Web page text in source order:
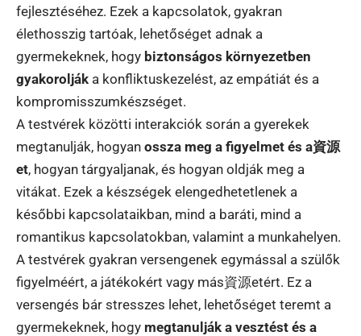
fejlesztéséhez. Ezek a kapcsolatok, gyakran
élethosszig tartóak, lehetőséget adnak a
gyermekeknek, hogy biztonságos környezetben
gyakorolják a konfliktuskezelést, az empátiát és a
kompromisszumkészséget.
A testvérek közötti interakciók során a gyerekek
megtanulják, hogyan ossza meg a figyelmet és a資源
et, hogyan tárgyaljanak, és hogyan oldják meg a
vitákat. Ezek a készségek elengedhetetlenek a
későbbi kapcsolataikban, mind a baráti, mind a
romantikus kapcsolatokban, valamint a munkahelyen.
A testvérek gyakran versengenek egymással a szülők
figyelméért, a játékokért vagy más資源etért. Ez a
versengés bár stresszes lehet, lehetőséget teremt a
gyermekeknek, hogy megtanulják a vesztést és a